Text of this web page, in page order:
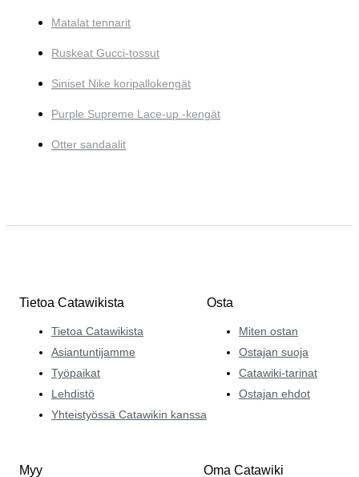
Matalat tennarit
Ruskeat Gucci-tossut
Siniset Nike koripallokengät
Purple Supreme Lace-up -kengät
Otter sandaalit
Tietoa Catawikista
Tietoa Catawikista
Asiantuntijamme
Työpaikat
Lehdistö
Yhteistyössä Catawikin kanssa
Osta
Miten ostan
Ostajan suoja
Catawiki-tarinat
Ostajan ehdot
Myy Oma Catawiki